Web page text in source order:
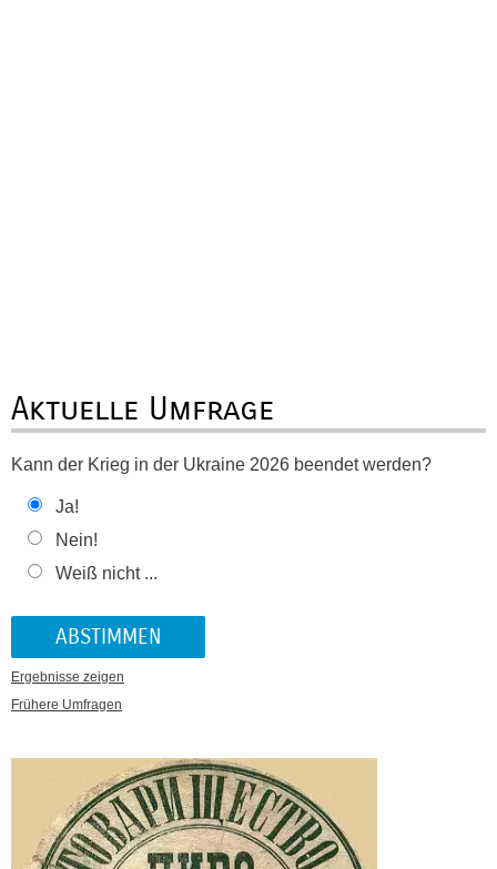
Aktuelle Umfrage
Kann der Krieg in der Ukraine 2026 beendet werden?
Ja!
Nein!
Weiß nicht ...
Ergebnisse zeigen
Frühere Umfragen